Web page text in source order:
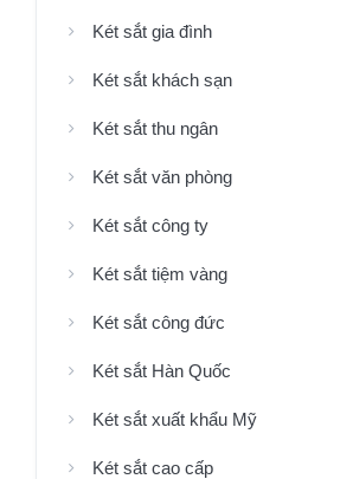
Két sắt gia đình
Két sắt khách sạn
Két sắt thu ngân
Két sắt văn phòng
Két sắt công ty
Két sắt tiệm vàng
Két sắt công đức
Két sắt Hàn Quốc
Két sắt xuất khẩu Mỹ
Két sắt cao cấp